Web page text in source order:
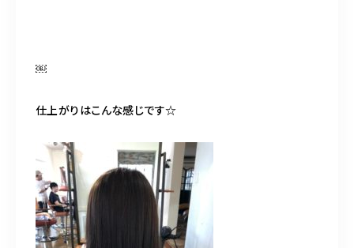
￼
仕上がりはこんな感じです☆